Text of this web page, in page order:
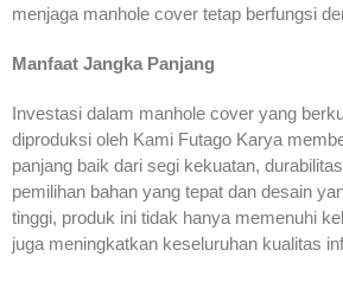
menjaga manhole cover tetap berfungsi
Manfaat Jangka Panjang
Investasi dalam manhole cover yang
diproduksi oleh Kami Futago Karya
panjang baik dari segi kekuatan,
pemilihan bahan yang tepat dan desain
tinggi, produk ini tidak hanya memenuhi
juga meningkatkan keseluruhan kualitas